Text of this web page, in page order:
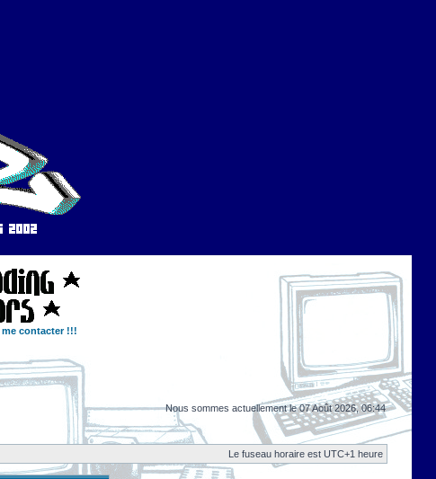
me contacter !!!
Nous sommes actuellement le 07 Août 2026, 06:44
Le fuseau horaire est UTC+1 heure